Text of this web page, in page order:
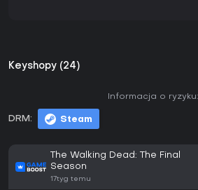
Keyshopy (24)
DRM: Steam
Informacja o ryzyku:
The Walking Dead: The Final
Season
17tyg temu